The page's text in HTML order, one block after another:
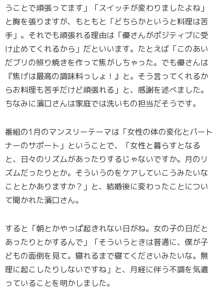
うことで頑張ってます」「スイッチが変わりましたよね」
と胸を張りますが、もともと「どちらかというと料理は苦
手」。それでも頑張れる理由は「優さんがポジティブに受
け止めてくれるから」だといいます。たとえば「このあい
だブリの照り焼きを作って焦がしちゃった。でも優さんは
『焦げは最高の調味料っしょ！』と。そう言ってくれるか
らお料理も苦手だけど頑張れる」と、感謝を述べました。
ちなみに濱口さんは家庭では洗いもの担当だそうです。
番組の1月のマンスリーテーマは「女性の体の変化とパート
ナーのサポート」ということで、「女性と暮らすとなる
と、日々のリズムがあったりするじゃないですか。月のリ
ズムだったりとか。そういうのをケアしていこうみたいな
こととかありますか？」と、結婚後に変わったことについ
て聞かれた濱口さん。
すると「朝とかやっぱ起きれない日がね。女の子の日だと
あったりとかするんで」「そういうときは普通に、僕が子
どもの面倒を見て。寝れるまで寝てくださいみたいな。無
理に起こしたりしないですね」と、月経に伴う不調を気遣
っていることを明かしました。